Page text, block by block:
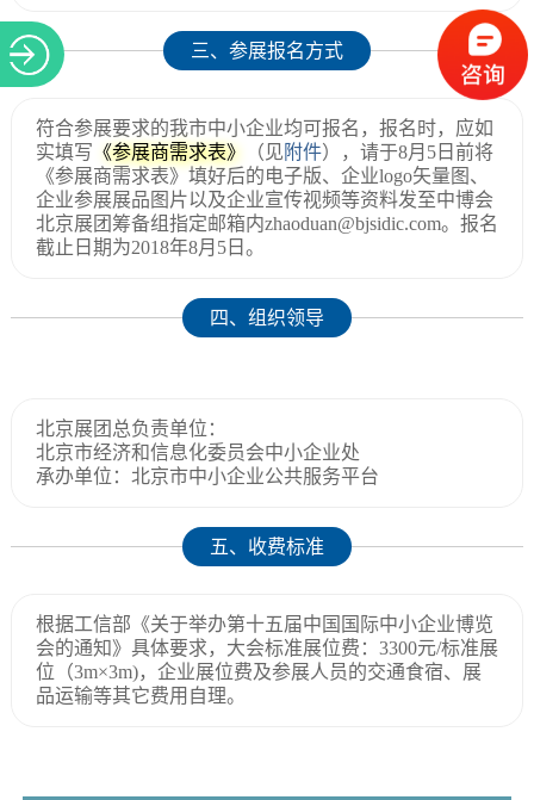
三、参展报名方式
符合参展要求的我市中小企业均可报名，报名时，应如
实填写 《参展商需求表》 （见 附件），请于8月5日前将
《参展商需求表》填好后的电子版、企业logo矢量图、
企业参展展品图片以及企业宣传视频等资料发至中博会
北京展团筹备组指定邮箱内zhaoduan@bjsidic.com。报名
截止日期为2018年8月5日。
四、组织领导
北京展团总负责单位：
北京市经济和信息化委员会中小企业处
承办单位：北京市中小企业公共服务平台
五、收费标准
根据工信部《关于举办第十五届中国国际中小企业博览
会的通知》具体要求，大会标准展位费：3300元/标准展
位（3m×3m)，企业展位费及参展人员的交通食宿、展
品运输等其它费用自理。